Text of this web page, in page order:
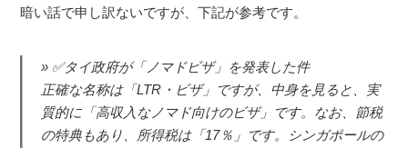
暗い話で申し訳ないですが、下記が参考です。
✅タイ政府が「ノマドビザ」を発表した件
正確な名称は「LTR・ビザ」ですが、中身を見ると、実
質的に「高収入なノマド向けのビザ」です。なお、節税
の特典もあり、所得税は「17％」です。シンガポールの